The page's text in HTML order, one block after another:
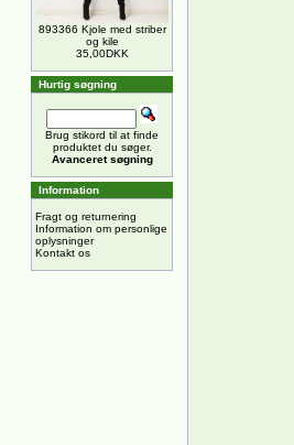
893366 Kjole med striber
og kile
35,00DKK
Hurtig søgning
Brug stikord til at finde
produktet du søger.
Avanceret søgning
Information
Fragt og returnering
Information om personlige
oplysninger
Kontakt os